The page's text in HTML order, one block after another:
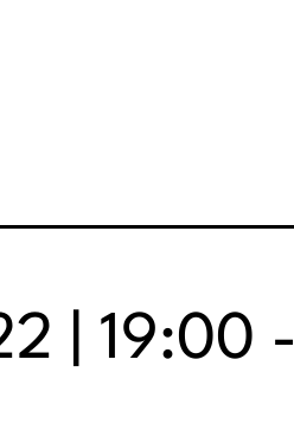
| 19:00 -